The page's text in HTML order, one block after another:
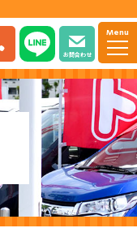
お問合わせ
Menu